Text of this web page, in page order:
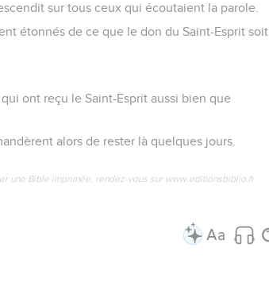
sur tous ceux qui écoutaient la parole.
étonnés de ce que le don du Saint-Esprit soit
ont reçu le Saint-Esprit aussi bien que
alors de rester là quelques jours.
une Bible imprimée, rendez-vous sur www.editionsbiblio.fr